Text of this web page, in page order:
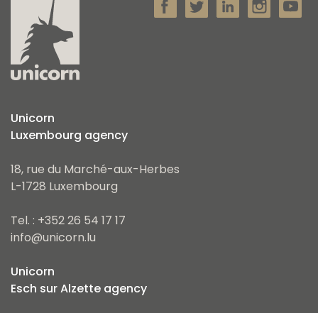
Unicorn
Luxembourg agency
18, rue du Marché-aux-Herbes
L-1728 Luxembourg
Tel. : +352 26 54 17 17
info@unicorn.lu
Unicorn
Esch sur Alzette agency